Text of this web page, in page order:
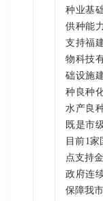
种业基
供种能
支持福
物科技
础设施
种良种
水产良
既是市
目前1
点支持
政府连
保障我